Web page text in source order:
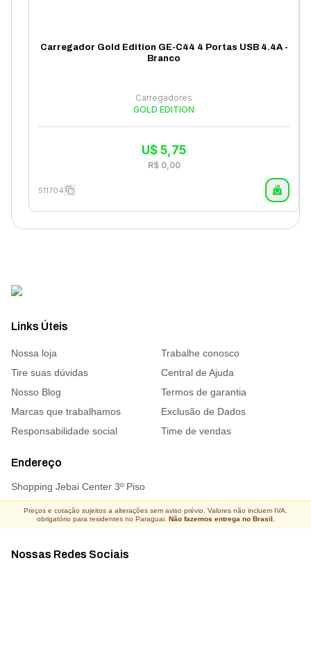
Carregador Gold Edition GE-C44 4 Portas USB 4.4A -
Branco
Carregadores
GOLD EDITION
U$ 5,75
R$ 0,00
511704
Links Úteis
Nossa loja
Trabalhe conosco
Tire suas dúvidas
Central de Ajuda
Nosso Blog
Termos de garantia
Marcas que trabalhamos
Exclusão de Dados
Responsabilidade social
Time de vendas
Endereço
Shopping Jebai Center 3º Piso
Nossas Redes Sociais
Preços e cotação sujeitos a alterações sem aviso prévio. Valores não incluem IVA,
obrigatório para residentes no Paraguai. Não fazemos entrega no Brasil.